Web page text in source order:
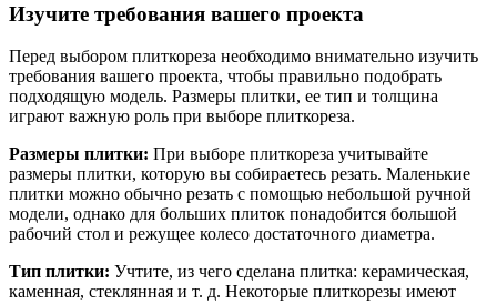
Изучите требования вашего проекта
Перед выбором плиткореза необходимо внимательно изучить
требования вашего проекта, чтобы правильно подобрать
подходящую модель. Размеры плитки, ее тип и толщина
играют важную роль при выборе плиткореза.
Размеры плитки: При выборе плиткореза учитывайте
размеры плитки, которую вы собираетесь резать. Маленькие
плитки можно обычно резать с помощью небольшой ручной
модели, однако для больших плиток понадобится большой
рабочий стол и режущее колесо достаточного диаметра.
Тип плитки: Учтите, из чего сделана плитка: керамическая,
каменная, стеклянная и т. д. Некоторые плиткорезы имеют